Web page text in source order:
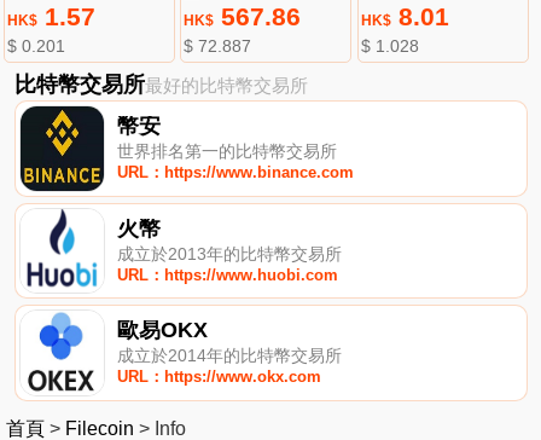
HK$1.57
$ 0.201
HK$ 567.86
$ 72.887
HK$8.01
$ 1.028
比特幣交易所最好的比特幣交易所
幣安
世界排名第一的比特幣交易所
URL：https://www.binance.com
火幣
成立於2013年的比特幣交易所
URL：https://www.huobi.com
歐易OKX
成立於2014年的比特幣交易所
URL：https://www.okx.com
首頁 > Filecoin > Info